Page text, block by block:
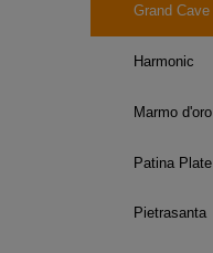
Grand Cave
Harmonic
Marmo d'oro
Patina Plate
Pietrasanta